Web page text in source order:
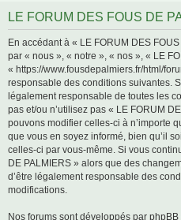
LE FORUM DES FOUS DE
En accédant à « LE FORUM DES
par « nous », « notre », « nos », « LE
« https://www.fousdepalmiers.fr/html/
responsable des conditions suivantes.
légalement responsable de toutes les
pas et/ou n’utilisez pas « LE FORUM
pouvons modifier celles-ci à n’importe
que vous en soyez informé, bien qu’il
celles-ci par vous-même. Si vous
DE PALMIERS » alors que des
d’être légalement responsable des
modifications.
Nos forums sont développés par